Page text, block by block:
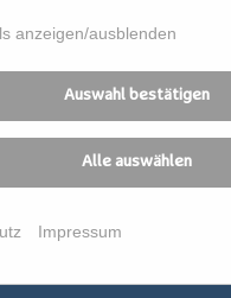
St. Bernhard der
Domplatz 1
anzeigen/ausblenden
Auswahl bestätigen
Alle auswählen
Impressum